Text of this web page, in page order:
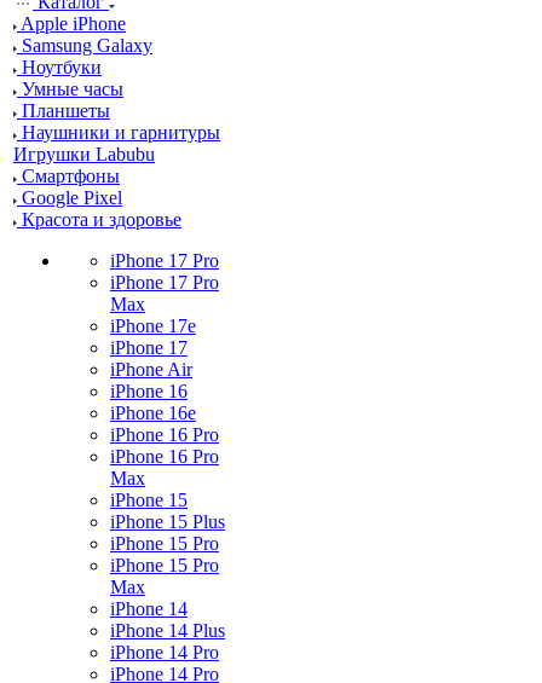
Apple iPhone
Samsung Galaxy
Ноутбуки
Умные часы
Планшеты
Наушники и гарнитуры
Игрушки Labubu
Смартфоны
Google Pixel
Красота и здоровье
iPhone 17 Pro
iPhone 17 Pro
Max
iPhone 17e
iPhone 17
iPhone Air
iPhone 16
iPhone 16e
iPhone 16 Pro
iPhone 16 Pro
Max
iPhone 15
iPhone 15 Plus
iPhone 15 Pro
iPhone 15 Pro
Max
iPhone 14
iPhone 14 Plus
iPhone 14 Pro
iPhone 14 Pro